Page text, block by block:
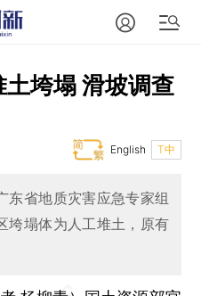
垮塌 滑坡调查
T中
English
东省地质灾害应急专家组
垮塌体为人工堆土，原有